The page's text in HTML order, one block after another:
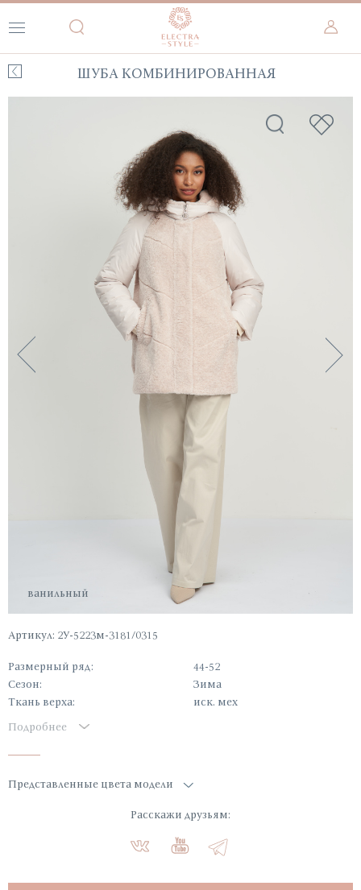
ШУБА КОМБИНИРОВАННАЯ
ванильный
Артикул: 2У-5223м-3181/0315
Размерный ряд:
44-52
Сезон:
Зима
Ткань верха:
иск. мех
Подробнее
Представленные цвета модели
Расскажи друзьям: